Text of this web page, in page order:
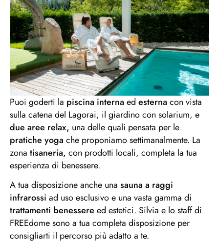
nell'aroma
avvolgente del
cirmolo
i nostri consigli
piscina interna ed
esterna con vista
sulla catena del
Lagorai
Puoi goderti la piscina interna ed esterna con vista
sulla catena del Lagorai, il giardino con solarium, e
due aree relax, una delle quali pensata per le
pratiche yoga che proponiamo settimanalmente. La
zona tisaneria, con prodotti locali, completa la tua
esperienza di benessere.
A tua disposizione anche una sauna a raggi
infrarossi ad uso esclusivo e una vasta gamma di
trattamenti benessere ed estetici. Silvia e lo staff di
FREEdome sono a tua completa disposizione per
consigliarti il percorso più adatto a te.